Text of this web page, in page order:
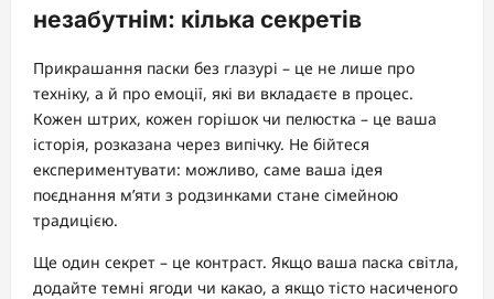
незабутнім: кілька секретів
Прикрашання паски без глазурі – це не лише про
техніку, а й про емоції, які ви вкладаєте в процес.
Кожен штрих, кожен горішок чи пелюстка – це ваша
історія, розказана через випічку. Не бійтеся
експериментувати: можливо, саме ваша ідея
поєднання м’яти з родзинками стане сімейною
традицією.
Ще один секрет – це контраст. Якщо ваша паска світла,
додайте темні ягоди чи какао, а якщо тісто насиченого